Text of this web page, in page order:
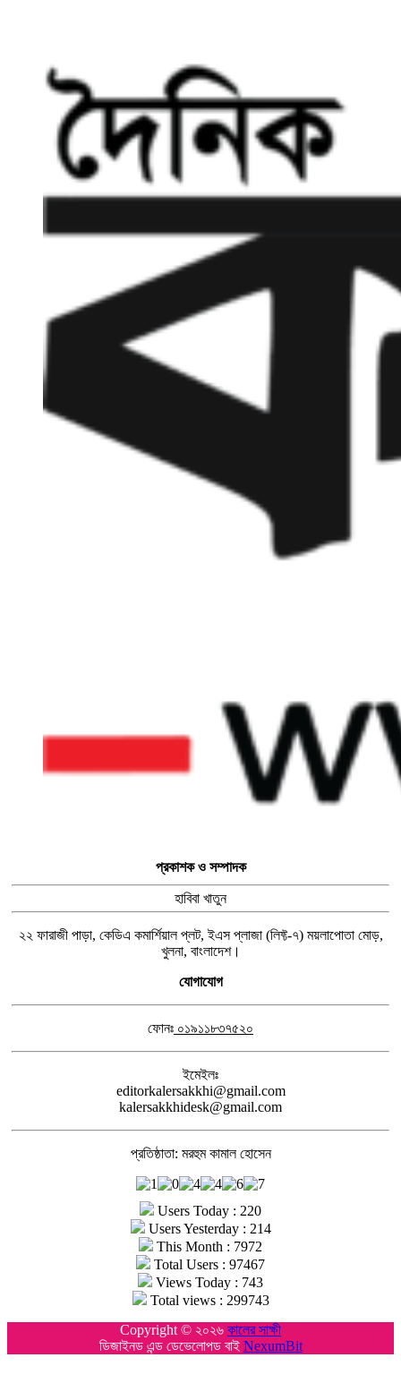
প্রকাশক ও সম্পাদক
হাবিবা খাতুন
২২ ফারাজী পাড়া, কেডিএ কমার্শিয়াল প্লট, ইএস প্লাজা (লিফ্ট-৭) ময়লাপোতা মোড়,
খুলনা, বাংলাদেশ।
যোগাযোগ
ফোনঃ ০১৯১১৮৩৭৫২০
ইমেইলঃ
editorkalersakkhi@gmail.com
kalersakkhidesk@gmail.com
প্রতিষ্ঠাতা: মরহুম কামাল হোসেন
Users Today : 220
Users Yesterday : 214
This Month : 7972
Total Users : 97467
Views Today : 743
Total views : 299743
Copyright © ২০২৬ কালের সাক্ষী
ডিজাইনড এন্ড ডেভেলোপড বাই NexumBit